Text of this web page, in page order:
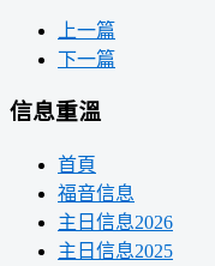
上一篇
下一篇
信息重溫
首頁
福音信息
主日信息2026
主日信息2025